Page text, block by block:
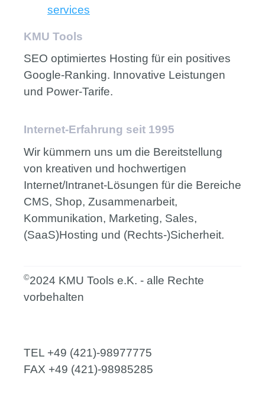
services
KMU Tools
SEO optimiertes Hosting für ein positives
Google-Ranking. Innovative Leistungen
und Power-Tarife.
Internet-Erfahrung seit 1995
Wir kümmern uns um die Bereitstellung
von kreativen und hochwertigen
Internet/Intranet-Lösungen für die Bereiche
CMS, Shop, Zusammenarbeit,
Kommunikation, Marketing, Sales,
(SaaS)Hosting und (Rechts-)Sicherheit.
©2024 KMU Tools e.K. - alle Rechte
vorbehalten
TEL +49 (421)-98977775
FAX +49 (421)-98985285